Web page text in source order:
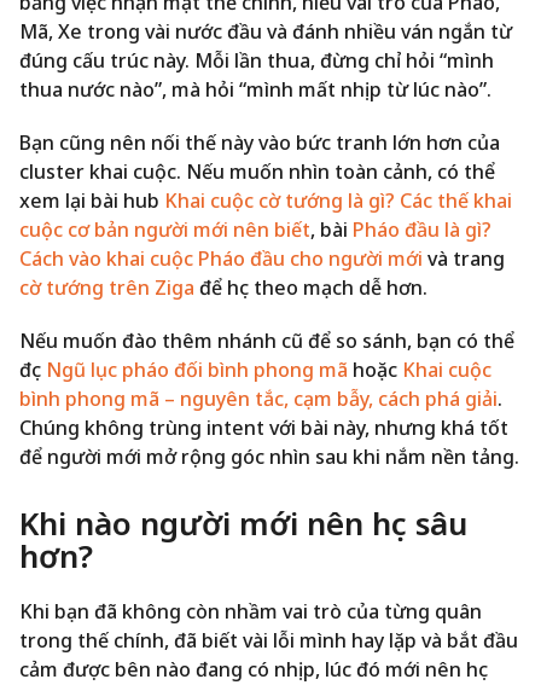
Mã, Xe trong vài nước đầu và đánh nhiều ván ngắn từ
đúng cấu trúc này. Mỗi lần thua, đừng chỉ hỏi “mình
thua nước nào”, mà hỏi “mình mất nhịp từ lúc nào”.
Bạn cũng nên nối thế này vào bức tranh lớn hơn của
cluster khai cuộc. Nếu muốn nhìn toàn cảnh, có thể
xem lại bài hub Khai cuộc cờ tướng là gì? Các thế khai
cuộc cơ bản người mới nên biết, bài Pháo đầu là gì?
Cách vào khai cuộc Pháo đầu cho người mới và trang
cờ tướng trên Ziga để học theo mạch dễ hơn.
Nếu muốn đào thêm nhánh cũ để so sánh, bạn có thể
đọc Ngũ lục pháo đối bình phong mã hoặc Khai cuộc
bình phong mã – nguyên tắc, cạm bẫy, cách phá giải.
Chúng không trùng intent với bài này, nhưng khá tốt
để người mới mở rộng góc nhìn sau khi nắm nền tảng.
Khi nào người mới nên học sâu
hơn?
Khi bạn đã không còn nhầm vai trò của từng quân
trong thế chính, đã biết vài lỗi mình hay lặp và bắt đầu
cảm được bên nào đang có nhịp, lúc đó mới nên học